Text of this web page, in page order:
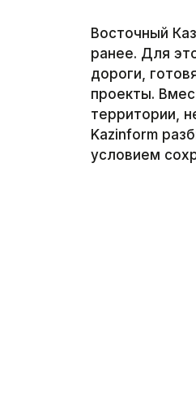
Восточный
ранее. Для
дороги,
проекты.
территории,
Kazinform
условием